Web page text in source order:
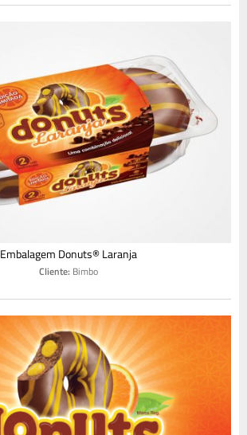
Embalagem Donuts® Laranja
Cliente: Bimbo